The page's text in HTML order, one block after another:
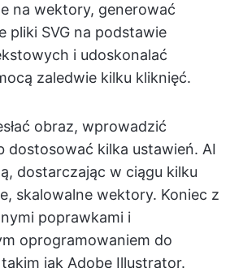
na wektory, generować
pliki SVG na podstawie
i udoskonalać
zaledwie kilku kliknięć.
obraz, wprowadzić
dostosować kilka ustawień. AI
dostarczając w ciągu kilku
skalowalne wektory. Koniec z
poprawkami i
oprogramowaniem do
jak Adobe Illustrator.